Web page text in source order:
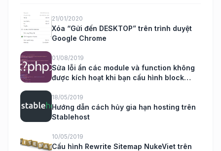
21/01/2020
Xóa “Gửi đến DESKTOP” trên trình duyệt
Google Chrome
01/08/2019
Sửa lỗi ẩn các module và function không
được kích hoạt khi bạn cấu hình block
18/05/2019
Hướng dẫn cách hủy gia hạn hosting trên
Stablehost
10/05/2019
Cấu hình Rewrite Sitemap NukeViet trên